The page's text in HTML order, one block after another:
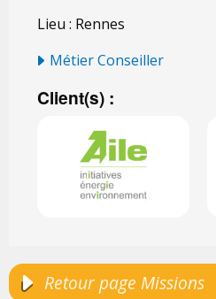
Lieu : Rennes
Métier Conseiller
Client(s) :
Retour page Missions